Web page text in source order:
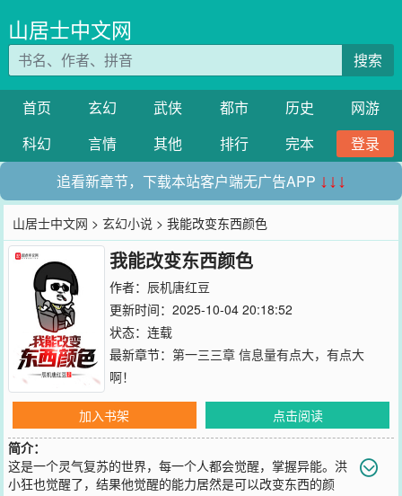
山居士中文网
搜索
首页 玄幻 武侠 都市 历史
网游
科幻
言情 其他 排行 完本
登录
追看新章节，下载本站客户端无广告APP ↓↓↓
山居士中文网 >玄幻小说 > 我能改变东西颜色
我能改变东西颜色
作者： 辰机唐红豆
更新时间：2025-10-04 20:18:52
状态：连载
最新章节： 第一三三章 信息量有点大，有点大
啊！
加入书架
点击阅读
简介：
这是一个灵气复苏的世界，每一个人都会觉醒，掌握异能。洪
小狂也觉醒了，结果他觉醒的能力居然是可以改变东西的颜